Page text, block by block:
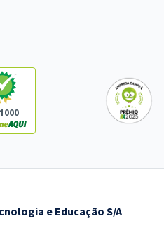
e Educação S/A